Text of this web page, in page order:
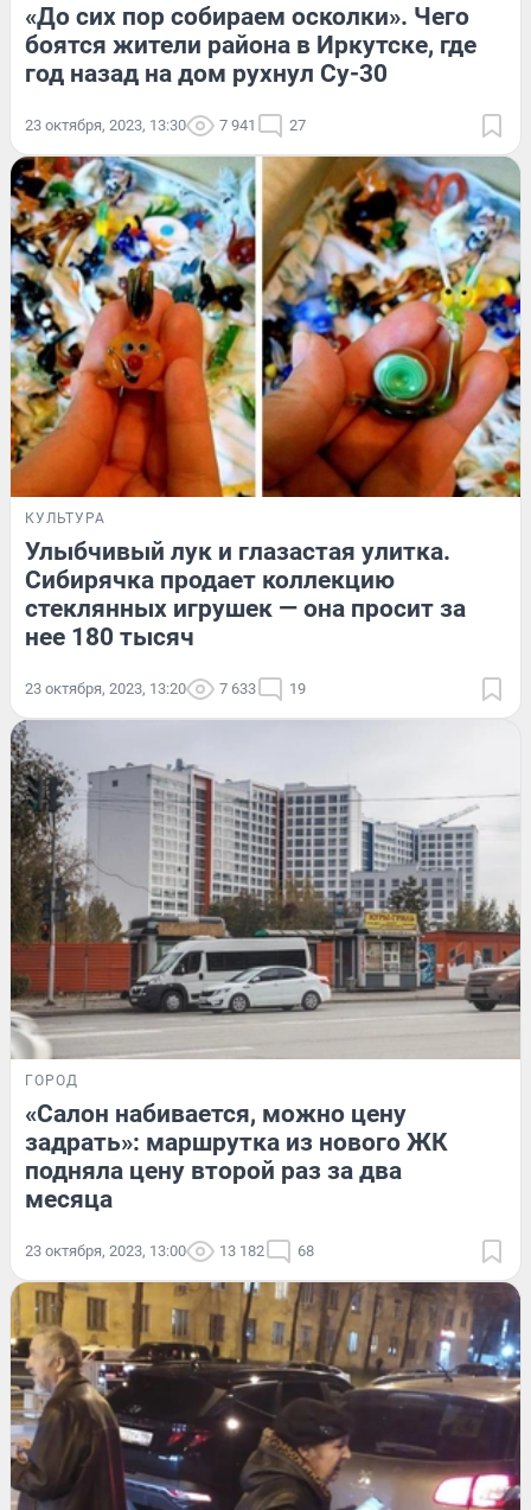
«До сих пор собираем осколки». Чего
боятся жители района в Иркутске, где
год назад на дом рухнул Су-30
23 октября, 2023, 13:30 7 941 27
КУЛЬТУРА
Улыбчивый лук и глазастая улитка.
Сибирячка продает коллекцию
стеклянных игрушек — она просит за
нее 180 тысяч
23 октября, 2023, 13:20 7 633 19
ГОРОД
«Салон набивается, можно цену
задрать»: маршрутка из нового ЖК
подняла цену второй раз за два
месяца
23 октября, 2023, 13:00 13 182 68